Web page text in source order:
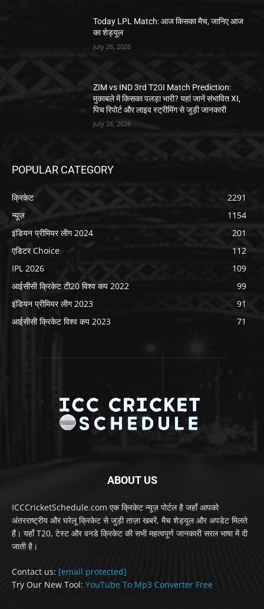
Today LPL Match: आज किसका मैच, जानिए आज
का शेड्यूल
July 26, 2026
ZIM vs IND 3rd T20I Match Prediction:
मुकाबले में किसका पलड़ा भारी? यहां जानें संभावित XI,
पिच रिपोर्ट और लाइव स्ट्रीमिंग से जुड़ी जानकारी
July 26, 2026
POPULAR CATEGORY
क्रिकेट
2291
न्यूज़
1154
इंडियन प्रीमियर लीग 2024
201
एडिटर Choice
112
IPL 2026
109
आईसीसी क्रिकेट टी20 विश्व कप 2022
99
इंडियन प्रीमियर लीग 2023
91
आईसीसी क्रिकेट विश्व कप 2023
71
ABOUT US
ICCCricketSchedule.com एक क्रिकेट न्यूज़ पोर्टल है जहाँ आपको
अंतरराष्ट्रीय और घरेलू क्रिकेट से जुड़ी ताज़ा खबरें, मैच शेड्यूल और अपडेट मिलते
हैं। यहाँ T20, टेस्ट और वनडे क्रिकेट की सभी महत्वपूर्ण जानकारी सरल भाषा में दी
जाती है।
Contact us: [email protected]
Try Our New Tool: YouTube To Mp3 Converter Free